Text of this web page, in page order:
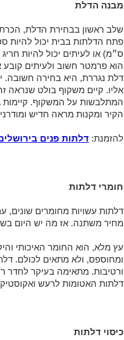
מבנה הדלת
שלב ראשון בבחירת הדלת,
ס״מ) או לעיתים יכול להיות
הוא פרמטר חשוב ולעיתים
דלת נגררת, היא בחירה חשובה.
אליו. קיים משקוף בולט שנראה
המתלבשות על המשקוף.
הקיר ומקנות מראה חדיש
להזמנת: דלתות פנים
חומרי דלתות
דלתות עשויות מחומרים שונים,
מחיר משתנה. אז מה יש היום
עץ מלא, הוא החומר האיכותי
ומחוספס, ולא מתאים לכולם.
ורטיבות. מתאימה בעיקר לחדר
דלתות האטומות לרעש ואקוסטיקה, כמו
כיסוי דלתות